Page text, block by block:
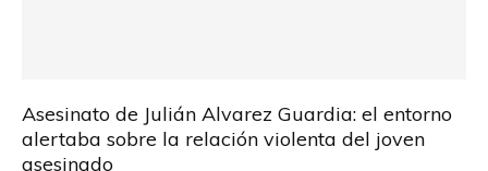
Asesinato de Julián Alvarez Guardia: el entorno
alertaba sobre la relación violenta del joven
asesinado